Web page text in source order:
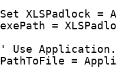
Set XLSPadlock =
exePath =
' Use
PathToFile =